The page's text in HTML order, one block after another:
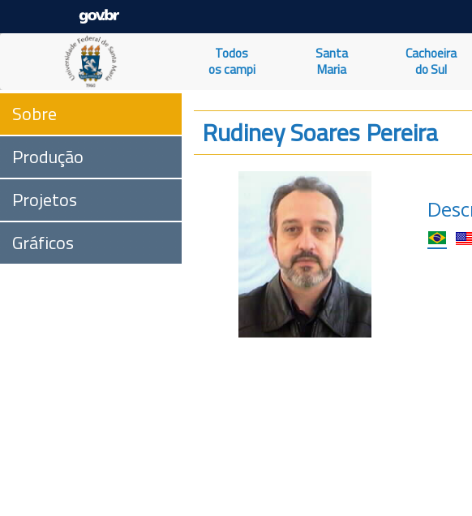
Todos
os campi
Santa
Maria
Cachoeira
do Sul
Sobre
Produção
Projetos
Gráficos
Rudiney Soares Pereira